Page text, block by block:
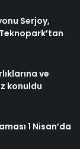
Serjoy,
ve
konuldu
1 Nisan’da